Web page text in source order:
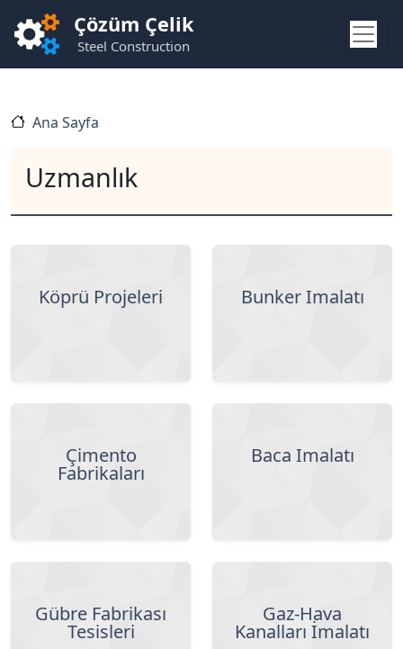
Ana içeriğe atla
Çözüm Çelik
Steel Construction
Ana Sayfa
Uzmanlık
Köprü Projeleri Bunker İmalatı
Çimento
Fabrikaları
Baca İmalatı
Gübre Fabrikası
Tesisleri
Gaz-Hava
Kanalları İmalatı